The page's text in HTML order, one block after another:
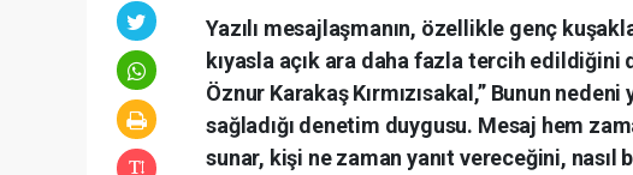
Yazılı mesajlaşmanın, özellikle genç
kıyasla açık ara daha fazla tercih edildiğini
Öznur Karakaş Kırmızısakal,” Bunun
sağladığı denetim duygusu. Mesaj hem
sunar, kişi ne zaman yanıt vereceğini, nasıl